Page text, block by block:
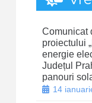
Comunicat
proiectului
energie
Județul
panouri
14